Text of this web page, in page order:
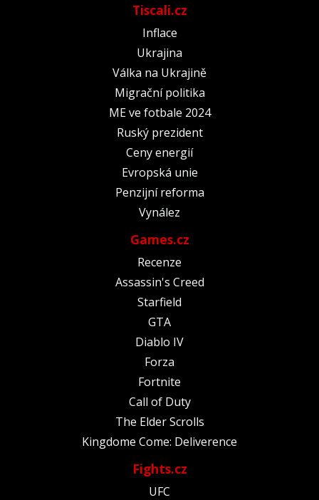
Tiscali.cz
Inflace
Ukrajina
Válka na Ukrajině
Migrační politika
ME ve fotbale 2024
Ruský prezident
Ceny energií
Evropská unie
Penzijní reforma
Vynález
Games.cz
Recenze
Assassin's Creed
Starfield
GTA
Diablo IV
Forza
Fortnite
Call of Duty
The Elder Scrolls
Kingdome Come: Deliverence
Fights.cz
UFC